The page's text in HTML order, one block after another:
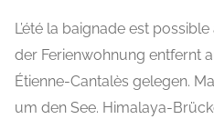
L’été la baignade est possible
der Ferienwohnung entfernt
Étienne-Cantalès gelegen.
um den See. Himalaya-